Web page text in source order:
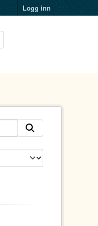
Logg inn